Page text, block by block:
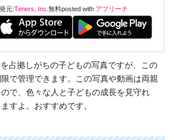
元:Timers, Inc. 無料posted with アプリーチ
占拠しがちの子どもの写真ですが、この
で管理できます。この写真や動画は両親
で、色々な人と子どもの成長を見守れ
すよ。おすすめです。